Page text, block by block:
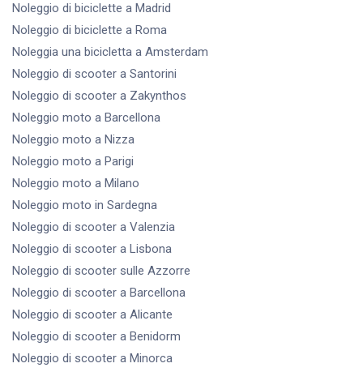
Noleggio di biciclette a Madrid
Noleggio di biciclette a Roma
Noleggia una bicicletta a Amsterdam
Noleggio di scooter a Santorini
Noleggio di scooter a Zakynthos
Noleggio moto a Barcellona
Noleggio moto a Nizza
Noleggio moto a Parigi
Noleggio moto a Milano
Noleggio moto in Sardegna
Noleggio di scooter a Valenzia
Noleggio di scooter a Lisbona
Noleggio di scooter sulle Azzorre
Noleggio di scooter a Barcellona
Noleggio di scooter a Alicante
Noleggio di scooter a Benidorm
Noleggio di scooter a Minorca